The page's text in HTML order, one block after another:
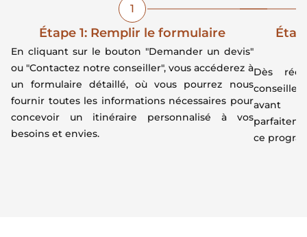
1
Étape 1: Remplir le formulaire
En cliquant sur le bouton "Demander un devis"
ou "Contactez notre conseiller", vous accéderez à
un formulaire détaillé, où vous pourrez nous
fournir toutes les informations nécessaires pour
concevoir un itinéraire personnalisé à vos
besoins et envies.
Dès
conseiller
avant
ce